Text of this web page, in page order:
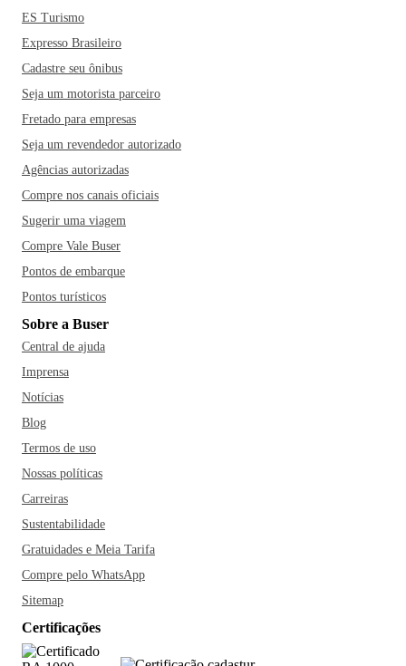
ES Turismo
Expresso Brasileiro
Cadastre seu ônibus
Seja um motorista parceiro
Fretado para empresas
Seja um revendedor autorizado
Agências autorizadas
Compre nos canais oficiais
Sugerir uma viagem
Compre Vale Buser
Pontos de embarque
Pontos turísticos
Sobre a Buser
Central de ajuda
Imprensa
Notícias
Blog
Termos de uso
Nossas políticas
Carreiras
Sustentabilidade
Gratuidades e Meia Tarifa
Compre pelo WhatsApp
Sitemap
Certificações